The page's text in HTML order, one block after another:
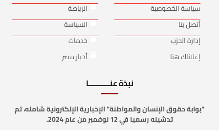
سياسة الخصوصية
أتصل بنا
إدارة الحزب
إعلاناك هنا
الرياضة
السياسة
خدمات
أخبار مصر
نبذة عنـــــــــــا
“بوابة حقوق الإنسان والمواطنة” الإخبارية الإلكترونية شامله، تم
تدشينه رسميا في 12 نوفمبر من عام 2024.